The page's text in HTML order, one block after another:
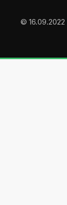
© 16.09.2022